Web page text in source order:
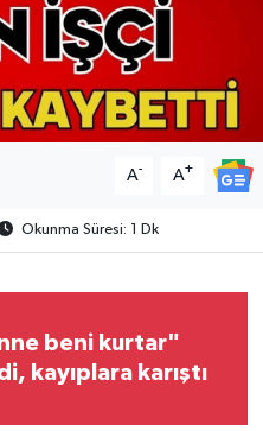
A- A+
Okunma Süresi: 1 Dk
beni kurtar"
kayıplara karıştı